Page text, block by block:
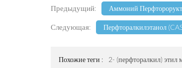
Предыдущий: Аммоний
Следующая: Перфторалкилэтанол
Похожие теги : 2- (перфторалкил) этил